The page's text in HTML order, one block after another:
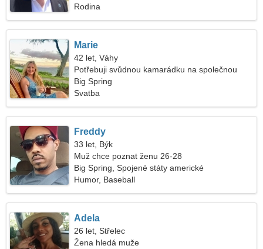
Rodina
Marie
42 let, Váhy
Potřebuji svůdnou kamarádku na společnou
procházku
Big Spring
Svatba
Freddy
33 let, Býk
Muž chce poznat ženu 26-28
Big Spring, Spojené státy americké
Humor, Baseball
Adela
26 let, Střelec
Žena hledá muže